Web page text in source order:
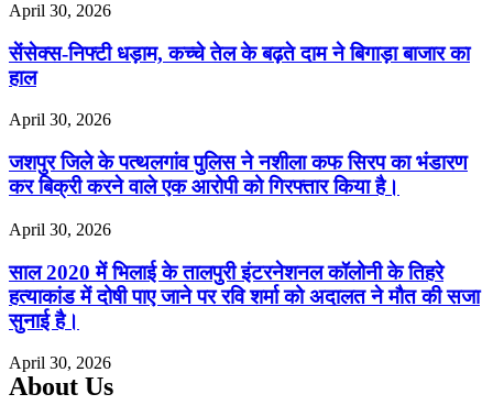
April 30, 2026
सेंसेक्स-निफ्टी धड़ाम, कच्चे तेल के बढ़ते दाम ने बिगाड़ा बाजार का
हाल
April 30, 2026
जशपुर जिले के पत्थलगांव पुलिस ने नशीला कफ सिरप का भंडारण
कर बिक्री करने वाले एक आरोपी को गिरफ्तार किया है।
April 30, 2026
साल 2020 में भिलाई के तालपुरी इंटरनेशनल कॉलोनी के तिहरे
हत्याकांड में दोषी पाए जाने पर रवि शर्मा को अदालत ने मौत की सजा
सुनाई है।
April 30, 2026
About Us